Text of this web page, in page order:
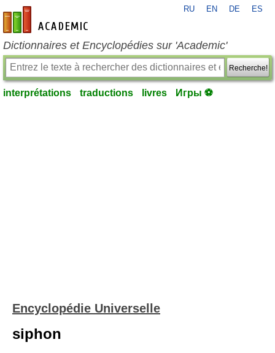
fr-academic.com
RU EN DE ES
Dictionnaires et Encyclopédies sur 'Academic'
Recherche!
interprétations traductions livres Игры ⚽
Encyclopédie Universelle
siphon